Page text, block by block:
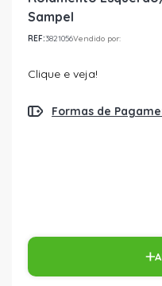
Sampel
REF:3821056Vendido por:
Clique e veja!
Formas de